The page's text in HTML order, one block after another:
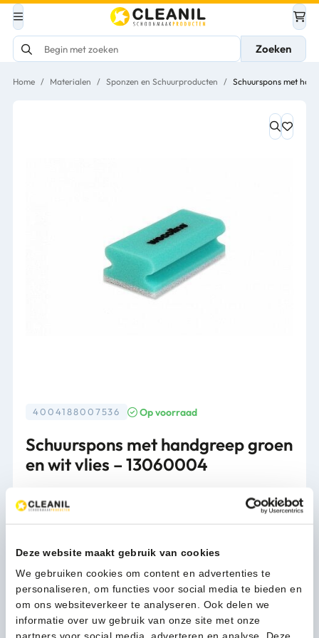
Deze website maakt gebruik van cookies
We gebruiken cookies om content en advertenties te
personaliseren, om functies voor social media te bieden en
om ons websiteverkeer te analyseren. Ook delen we
informatie over uw gebruik van onze site met onze
Zoeken
Home / Materialen / Sponzen en Schuurproducten / Schuurspons met
4004188007536 Op voorraad
Schuurspons met handgreep groen
en wit vlies – 13060004
Verpakking10st/pk
6,10 (7,38 Incl. btw)
Schuurspons
In winkelwagen